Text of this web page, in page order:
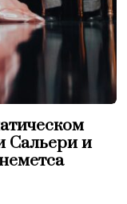
Сальери и